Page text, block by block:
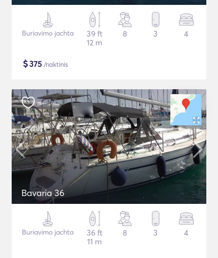
Buriavimo jachta
39 ft
12 m
8 3 4
$375 /naktinis
Bavaria 36
Buriavimo jachta
36 ft
11 m
8 3 4